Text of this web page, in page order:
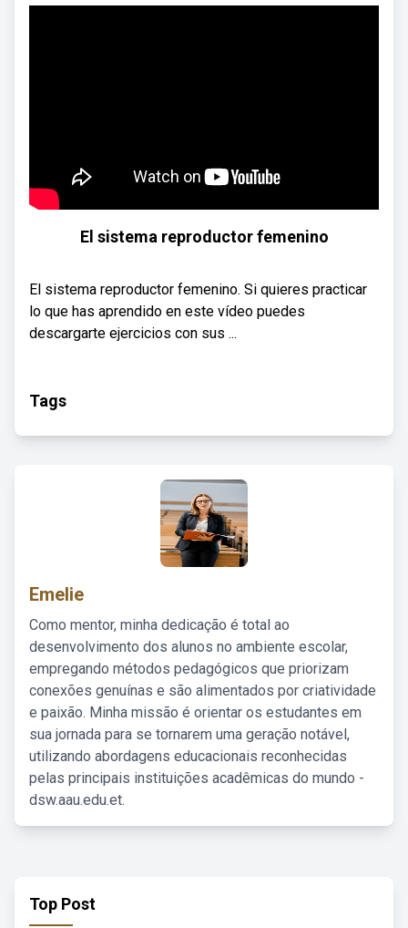
El sistema reproductor femenino
El sistema reproductor femenino. Si quieres practicar
lo que has aprendido en este vídeo puedes
descargarte ejercicios con sus ...
Tags
Emelie
Como mentor, minha dedicação é total ao
desenvolvimento dos alunos no ambiente escolar,
empregando métodos pedagógicos que priorizam
conexões genuínas e são alimentados por criatividade
e paixão. Minha missão é orientar os estudantes em
sua jornada para se tornarem uma geração notável,
utilizando abordagens educacionais reconhecidas
pelas principais instituições acadêmicas do mundo -
dsw.aau.edu.et.
Top Post